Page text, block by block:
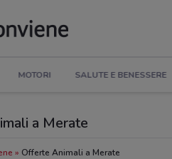
MOTORI SALUTE E BENESSERE
a Merate
Offerte Animali a Merate